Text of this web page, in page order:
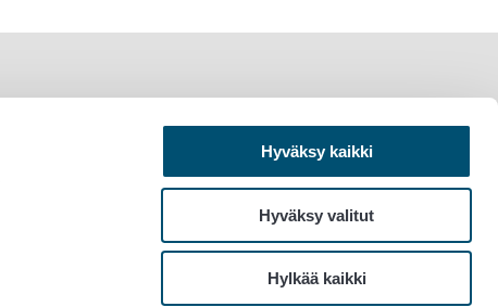
Hyväksy kaikki
Hyväksy valitut
Hylkää kaikki